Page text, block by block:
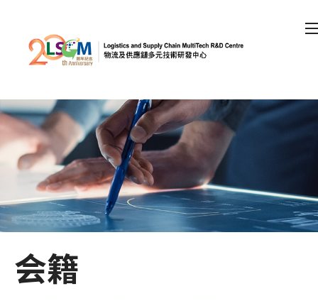
跳到内容（按回车键）
会员登录
A A A EN
主页
技术商品化
会籍